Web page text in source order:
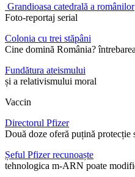
Grandioasa catedrală a românilor
Foto-reportaj serial
Colonia cu trei stăpâni
Cine domină România?
Fundătura ateismului
și a relativismului moral
Vaccin
Directorul Pfizer
Două doze oferă puțină
Șeful Pfizer recunoaște
tehnologica m-ARN poate